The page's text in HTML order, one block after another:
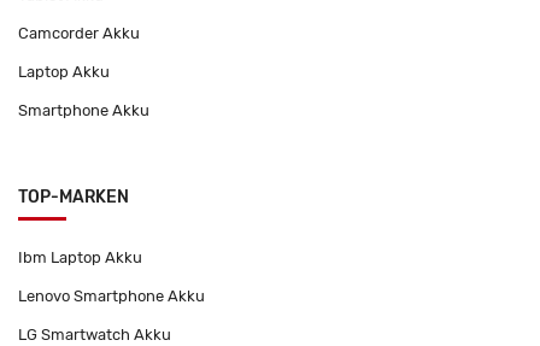
Camcorder Akku
Laptop Akku
Smartphone Akku
TOP-MARKEN
Ibm Laptop Akku
Lenovo Smartphone Akku
LG Smartwatch Akku